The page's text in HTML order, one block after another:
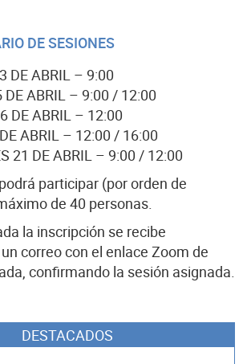
DE SESIONES
DE ABRIL – 9:00
DE ABRIL – 9:00 / 12:00
DE ABRIL – 12:00
ABRIL – 12:00 / 16:00
21 DE ABRIL – 9:00 / 12:00
participar (por orden de
de 40 personas.
la inscripción se recibe
correo con el enlace Zoom de
confirmando la sesión asignada.
DESTACADOS